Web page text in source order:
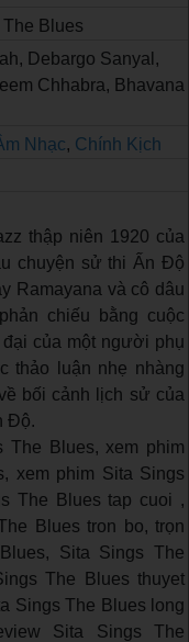
Blues
Debargo Sanyal,
Chhabra, Bhavana
Nhạc, Chính Kịch
thập niên 1920 của
chuyện sử thi Ấn Độ
Ramayana và cô dâu
chiếu bằng cuộc
của một người phụ
thảo luận nhẹ nhàng
bối cảnh lịch sử của
Độ.
The Blues, xem phim
xem phim Sita Sings
The Blues tap cuoi ,
Blues tron bo, trọn
Sita Sings The
The Blues thuyet
Sings The Blues long
Sita Sings The